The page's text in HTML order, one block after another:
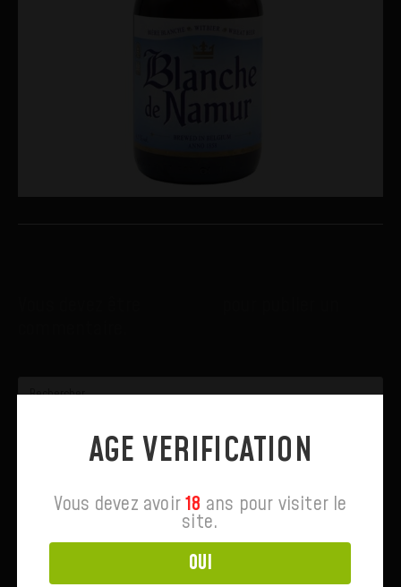
Recent Posts
Commentaires Récents
AGE VERIFICATION
Vous devez avoir18 ans pour visiter le
site.
OUI